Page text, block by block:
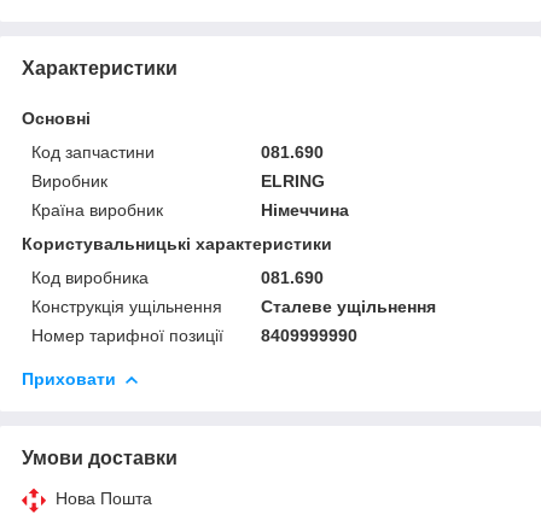
Характеристики
Основні
Код запчастини
081.690
Виробник
ELRING
Країна виробник
Німеччина
Користувальницькі характеристики
Код виробника
081.690
Конструкція ущільнення
Сталеве ущільнення
Номер тарифної позиції
8409999990
Приховати
Умови доставки
Нова Пошта